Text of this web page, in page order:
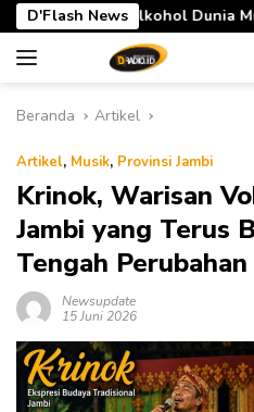
Langsung
ke
konten
D'Flash News
Mulai Tertekan
Beranda Artikel
Artikel, Musik, Provinsi Jambi
Krinok, Warisan
Jambi yang Terus
Tengah
Newsupdate
15 Juni 2026